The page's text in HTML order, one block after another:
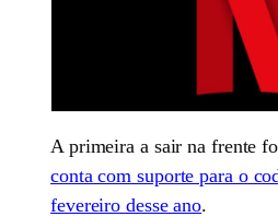
A primeira a sair na frente
conta com suporte para o
fevereiro desse ano.